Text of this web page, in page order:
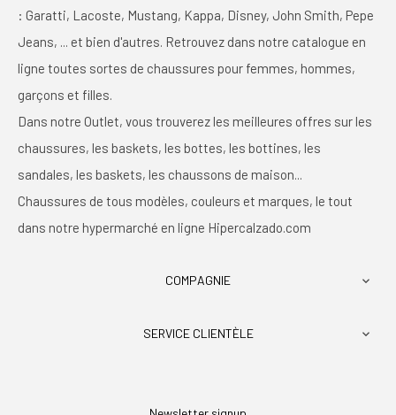
: Garatti, Lacoste, Mustang, Kappa, Disney, John Smith, Pepe
Jeans, ... et bien d'autres. Retrouvez dans notre catalogue en
ligne toutes sortes de chaussures pour femmes, hommes,
garçons et filles.
Dans notre Outlet, vous trouverez les meilleures offres sur les
chaussures, les baskets, les bottes, les bottines, les
sandales, les baskets, les chaussons de maison...
Chaussures de tous modèles, couleurs et marques, le tout
dans notre hypermarché en ligne Hipercalzado.com
COMPAGNIE 
SERVICE CLIENTÈLE 